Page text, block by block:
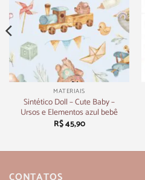
MATERIAIS
Sintético Doll – Cute Baby –
Ursos e Elementos azul bebê
R$45,90